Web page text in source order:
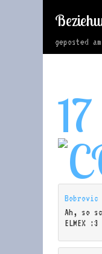
geposted
17
Bobrovic
Ah, so
ELMEX :3